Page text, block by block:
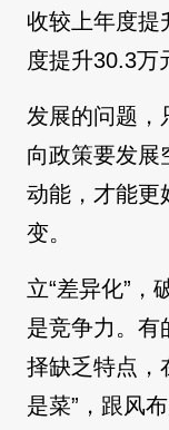
收较上年度提
度提升30.3万
发展的问题，
向政策要发展
动能，才能更
变。
立“差异化”，
是竞争力。有
择缺乏特点，
是菜”，跟风